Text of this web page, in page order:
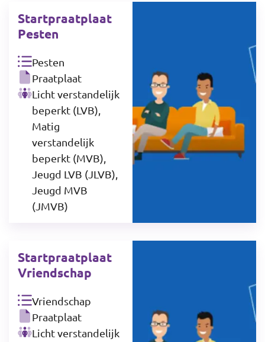
Startpraatplaat
Pesten
Pesten
Praatplaat
Licht verstandelijk
beperkt (LVB),
Matig
verstandelijk
beperkt (MVB),
Jeugd LVB (JLVB),
Jeugd MVB
(JMVB)
Startpraatplaat
Vriendschap
Vriendschap
Praatplaat
Licht verstandelijk